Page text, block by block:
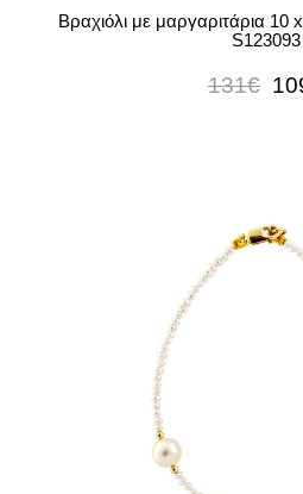
Βραχιόλι με μαργαριτάρια 10
S123093
131€